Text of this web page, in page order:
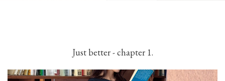
Just better - chapter 1.